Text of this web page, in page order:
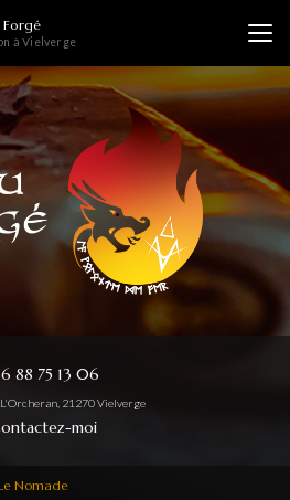
Forgé
à Vielverge
88 75 13 06
21270 Vielverge
moi
Nomade